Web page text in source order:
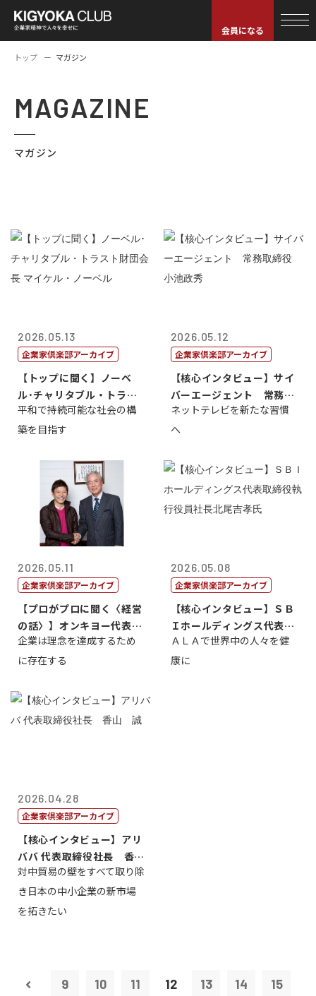
会員になる
トップ マガジン
MAGAZINE
マガジン
2026.05.13
企業家倶楽部アーカイブ
【トップに聞く】ノーベ
ル･チャリタブル・トラス
ト財団会長 マ...
平和で持続可能な社会の構
築を目指す
2026.05.12
企業家倶楽部アーカイブ
【核心インタビュー】サイ
バーエージェント 常務取
締役 小池政...
ネットテレビを新たな習慣
へ
2026.05.11
企業家倶楽部アーカイブ
【プロがプロに聞く〈経営
の話〉】オンキヨー代表取
締役会長兼社...
企業は理念を達成するため
に存在する
2026.05.08
企業家倶楽部アーカイブ
【核心インタビュー】ＳＢ
Ｉホールディングス代表取
締役執行役員...
ＡＬＡで世界中の人々を健
康に
2026.04.28
企業家倶楽部アーカイブ
【核心インタビュー】アリ
ババ 代表取締役社長 香
山 誠
対中貿易の壁をすべて取り除
き日本の中小企業の新市場
を拓きたい
9 10 11 12 13 14 15